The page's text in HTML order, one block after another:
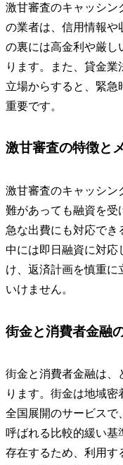
激甘審査のキャッシン
の業者は、信用情報や
の裏には高金利や厳し
ります。また、貸金
立場からすると、緊
重要です。
激甘審査の特徴と
激甘審査のキャッシン
難があっても融資を受
急な出費にも対応でき
中には即日融資に対応
け、返済計画を慎重
いけません。
街金と消費者金融
街金と消費者金融は、
ります。街金は地域
全国展開のサービスで
呼ばれる比較的緩い基
存在するため、利用す